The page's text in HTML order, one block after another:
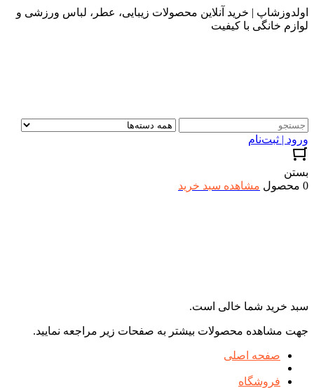
اولدوزشاپ | خرید آنلاین محصولات زیبایی، عطر، لباس ورزشی و
لوازم خانگی با کیفیت
ورود | ثبت‌نام
بستن
0 محصول
مشاهده سبد خرید
سبد خرید شما خالی است.
جهت مشاهده محصولات بیشتر به صفحات زیر مراجعه نمایید.
صفحه اصلی
فروشگاه